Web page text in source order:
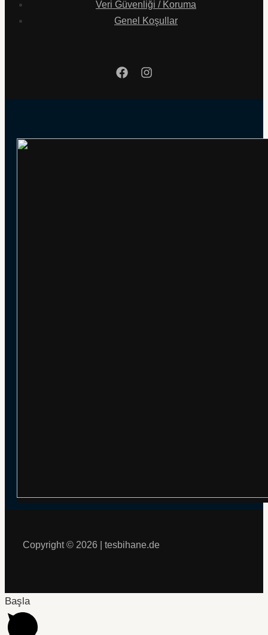
Veri Güvenliği / Koruma
Genel Koşullar
Copyright © 2026 | tesbihane.de
Başla